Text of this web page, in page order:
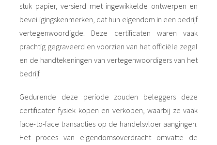
stuk papier, versierd met ingewikkelde ontwerpen en
beveiligingskenmerken, dat hun eigendom in een bedrijf
vertegenwoordigde. Deze certificaten waren vaak
prachtig gegraveerd en voorzien van het officiële zegel
en de handtekeningen van vertegenwoordigers van het
bedrijf.
Gedurende deze periode zouden beleggers deze
certificaten fysiek kopen en verkopen, waarbij ze vaak
face-to-face transacties op de handelsvloer aangingen.
Het proces van eigendomsoverdracht omvatte de